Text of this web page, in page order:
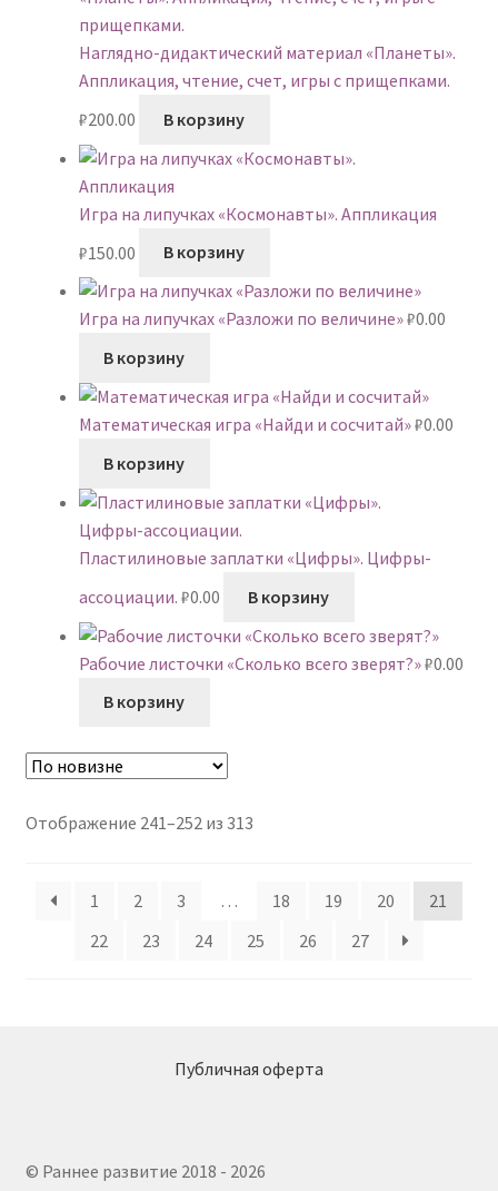
Наглядно-дидактический материал «Планеты».
Аппликация, чтение, счет, игры с прищепками.
₽200.00 В корзину
Игра на липучках «Космонавты». Аппликация
₽150.00 В корзину
Игра на липучках «Разложи по величине»₽0.00
В корзину
Математическая игра «Найди и сосчитай»₽0.00
В корзину
Пластилиновые заплатки «Цифры». Цифры-
ассоциации. ₽0.00 В корзину
Рабочие листочки «Сколько всего зверят?»₽0.00
В корзину
Отображение 241–252 из 313Сортировка:
1
2 3 … 18 19 20
21
22
23 24 25 26 27
Публичная оферта
© Раннее развитие 2018 - 2026